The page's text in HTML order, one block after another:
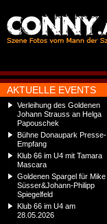
AKTUELLE EVENTS
Verleihung des Goldenen
Johann Strauss an Helga
Papouschek
Bühne Donaupark Presse-
Empfang
Klub 66 im U4 mit Tamara
Mascara
Goldenen Spargel für Mike
Süsser&Johann-Philipp
Spiegelfeld
Klub 66 im U4 am
28.05.2026